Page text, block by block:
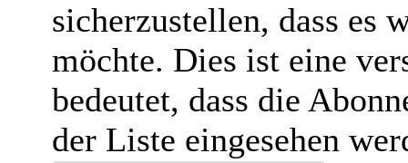
sicherzustellen, dass es
möchte. Dies ist eine
bedeutet, dass die
der Liste eingesehen